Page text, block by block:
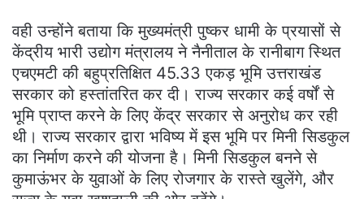
वही उन्होंने बताया कि मुख्यमंत्री पुष्कर धामी के प्रयासों से
केंद्रीय भारी उद्योग मंत्रालय ने नैनीताल के रानीबाग स्थित
एचएमटी की बहुप्रतिक्षित 45.33 एकड़ भूमि उत्तराखंड
सरकार को हस्तांतरित कर दी। राज्य सरकार कई वर्षों से
भूमि प्राप्त करने के लिए केंद्र सरकार से अनुरोध कर रही
थी। राज्य सरकार द्वारा भविष्य में इस भूमि पर मिनी सिडकुल
का निर्माण करने की योजना है। मिनी सिडकुल बनने से
कुमाऊंभर के युवाओं के लिए रोजगार के रास्ते खुलेंगे, और